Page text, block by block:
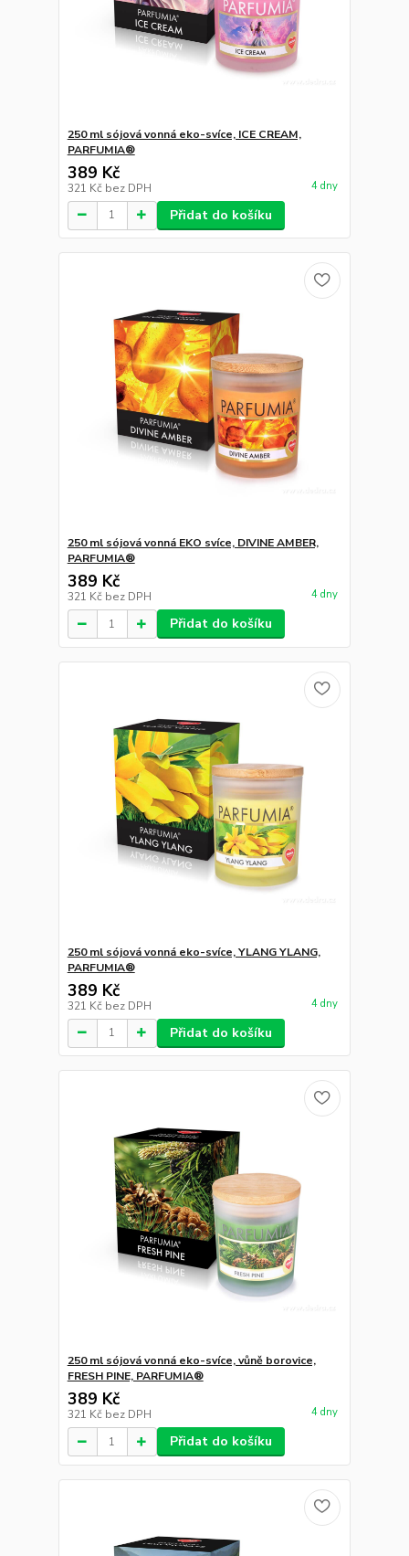
250 ml sójová vonná eko-svíce, ICE CREAM,
PARFUMIA®
389 Kč
321 Kč bez DPH 4 dny
Přidat do košíku
250 ml sójová vonná EKO svíce, DIVINE AMBER,
PARFUMIA®
389 Kč
321 Kč bez DPH 4 dny
Přidat do košíku
250 ml sójová vonná eko-svíce, YLANG YLANG,
PARFUMIA®
389 Kč
321 Kč bez DPH 4 dny
Přidat do košíku
250 ml sójová vonná eko-svíce, vůně borovice,
FRESH PINE, PARFUMIA®
389 Kč
321 Kč bez DPH 4 dny
Přidat do košíku